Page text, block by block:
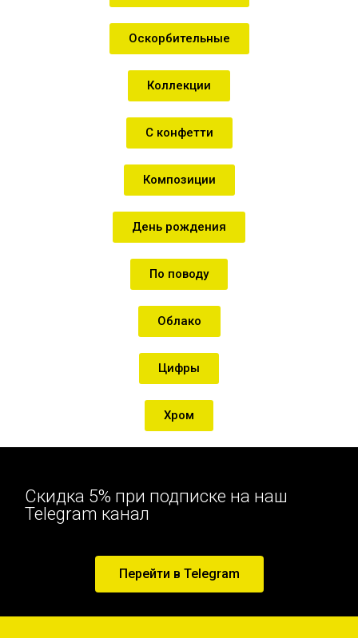
Оскорбительные
Коллекции
С конфетти
Композиции
День рождения
По поводу
Облако
Цифры
Хром
Скидка 5% при подписке на наш
Telegram канал
Перейти в Telegram